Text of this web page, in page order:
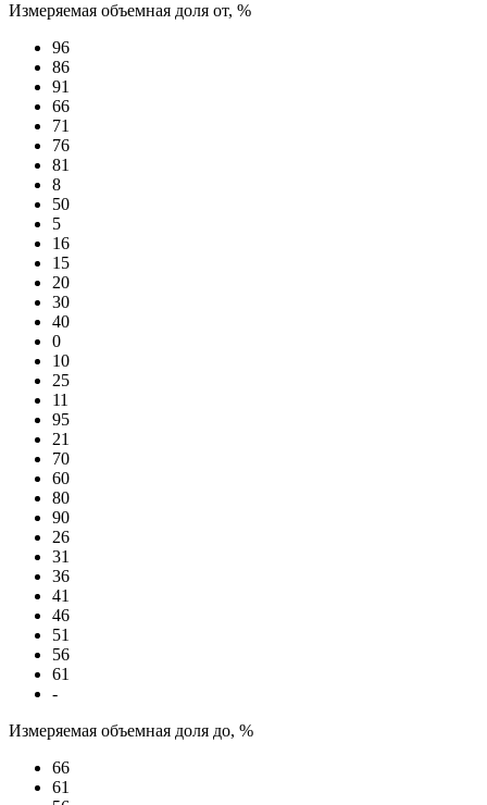
Измеряемая объемная доля от, %
96
86
91
66
71
76
81
8
50
5
16
15
20
30
40
0
10
25
11
95
21
70
60
80
90
26
31
36
41
46
51
56
61
-
Измеряемая объемная доля до, %
66
61